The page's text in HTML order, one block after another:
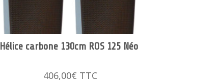
Hélice carbone 130cm ROS 125 Néo
406,00€ TTC